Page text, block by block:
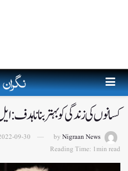
کسانوں کی زندگی کو بہتر بنانا
by Nigraan News
09-30
Reading Time: 1min read